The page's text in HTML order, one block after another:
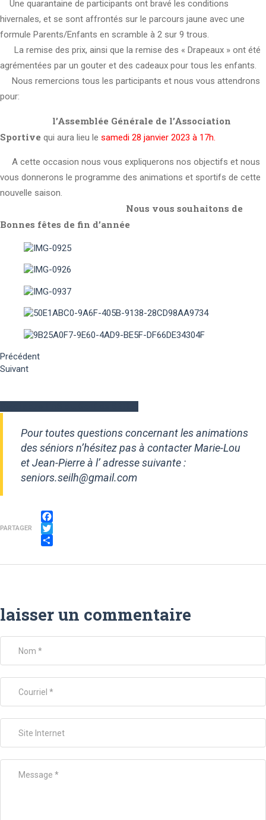
Une quarantaine de participants ont bravé les conditions
hivernales, et se sont affrontés sur le parcours jaune avec une
formule Parents/Enfants en scramble à 2 sur 9 trous.
La remise des prix, ainsi que la remise des « Drapeaux » ont été
agrémentées par un gouter et des cadeaux pour tous les enfants.
Nous remercions tous les participants et nous vous attendrons
pour:
l’Assemblée Générale de l’Association
Sportive qui aura lieu le samedi 28 janvier 2023 à 17h.
A cette occasion nous vous expliquerons nos objectifs et nous
vous donnerons le programme des animations et sportifs de cette
nouvelle saison.
Nous vous souhaitons de
Bonnes fêtes de fin d’année
Précédent
Suivant
Pour toutes questions concernant les animations
des séniors n’hésitez pas à contacter Marie-Lou
et Jean-Pierre à l’ adresse suivante :
seniors.seilh@gmail.com
PARTAGER
Facebook
Twitter
laisser un commentaire